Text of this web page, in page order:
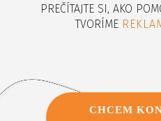
PREČÍTAJTE SI, AKO
TVORÍME
CHCEM